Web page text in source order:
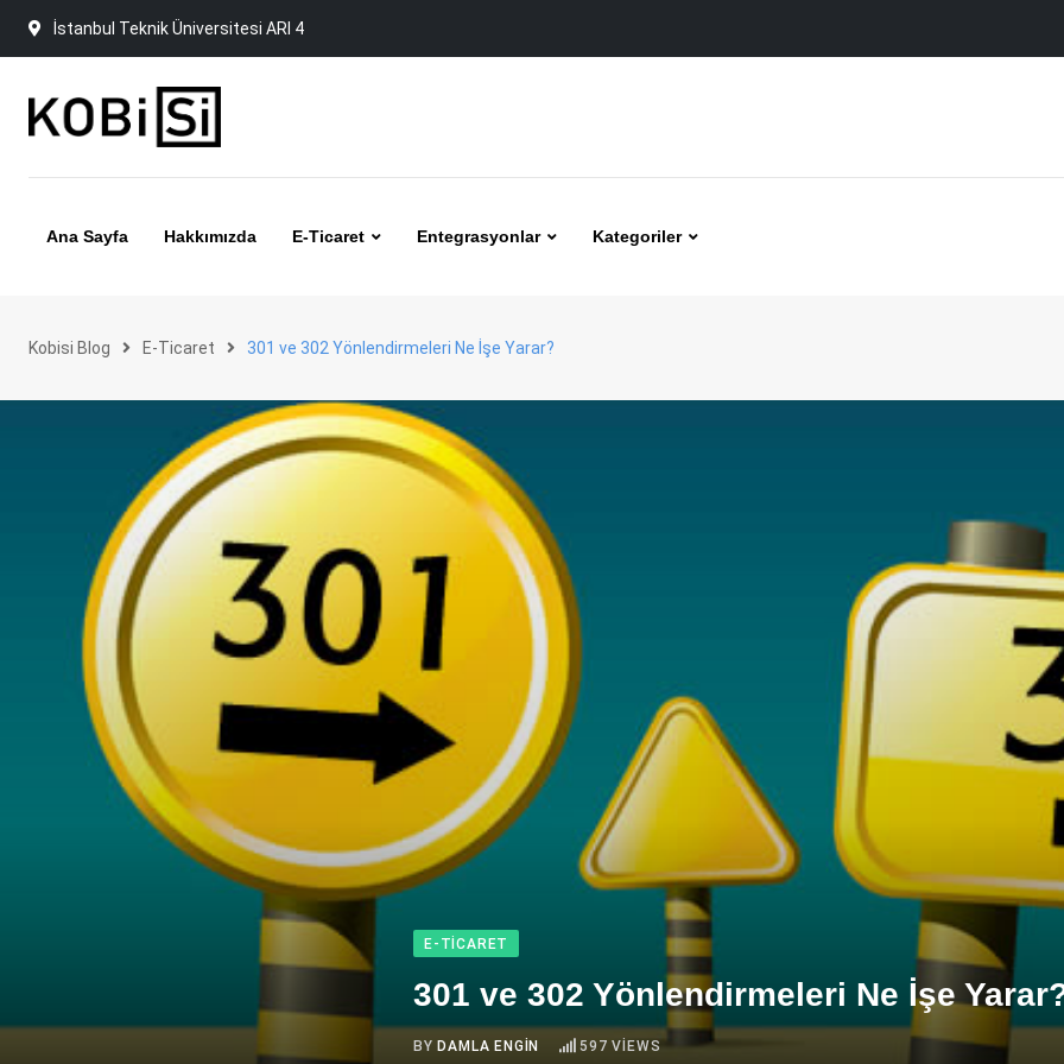
Skip
İstanbul Teknik Üniversitesi ARI 4
Ana Sayfa Hakkımızda E-Ticaret Entegrasyonlar Kategoriler
Kobisi Blog E-Ticaret 301 ve 302 Yönlendirmeleri Ne İşe Yarar?
E-TICARET
301 ve 302 Yönlendirmeleri Ne İşe
BY DAMLA ENGIN 597 VIEWS